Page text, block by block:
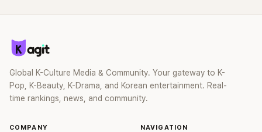
Global K-Culture Media & Community. Your gateway to K-
Pop, K-Beauty, K-Drama, and Korean entertainment. Real-
time rankings, news, and community.
COMPANY NAVIGATION